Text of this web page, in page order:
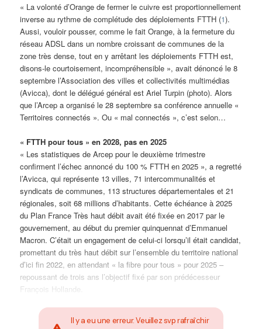
« La volonté d’Orange de fermer le cuivre est proportionnellement
inverse au rythme de complétude des déploiements FTTH (1).
Aussi, vouloir pousser, comme le fait Orange, à la fermeture du
réseau ADSL dans un nombre croissant de communes de la
zone très dense, tout en y arrêtant les déploiements FTTH est,
disons-le courtoisement, incompréhensible », avait dénoncé le 8
septembre l’Association des villes et collectivités multimédias
(Avicca), dont le délégué général est Ariel Turpin (photo). Alors
que l’Arcep a organisé le 28 septembre sa conférence annuelle «
Territoires connectés ». Ou « mal connectés », c’est selon…
« FTTH pour tous » en 2028, pas en 2025
« Les statistiques de Arcep pour le deuxième trimestre
confirment l’échec annoncé du 100 % FTTH en 2025 », a regretté
l’Avicca, qui représente 13 villes, 71 intercommunalités et
syndicats de communes, 113 structures départementales et 21
régionales, soit 68 millions d’habitants. Cette échéance à 2025
du Plan France Très haut débit avait été fixée en 2017 par le
gouvernement, au début du premier quinquennat d’Emmanuel
Macron. C’était un engagement de celui-ci lorsqu’il était candidat,
promettant du très haut débit sur l’ensemble du territoire national
d’ici fin 2022, en attendant « la fibre pour tous » pour 2025 –
repoussant de trois ans l’objectif fixé par son prédécesseur
François Hollande.
Il y a eu une erreur. Veuillez svp rafraîchir